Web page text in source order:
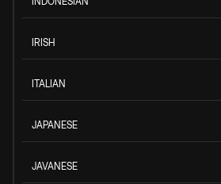
IRISH
ITALIAN
JAPANESE
JAVANESE